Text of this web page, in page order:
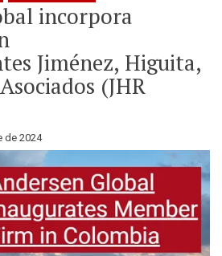
incorpora
Jiménez, Higuita,
(JHR
de 2024